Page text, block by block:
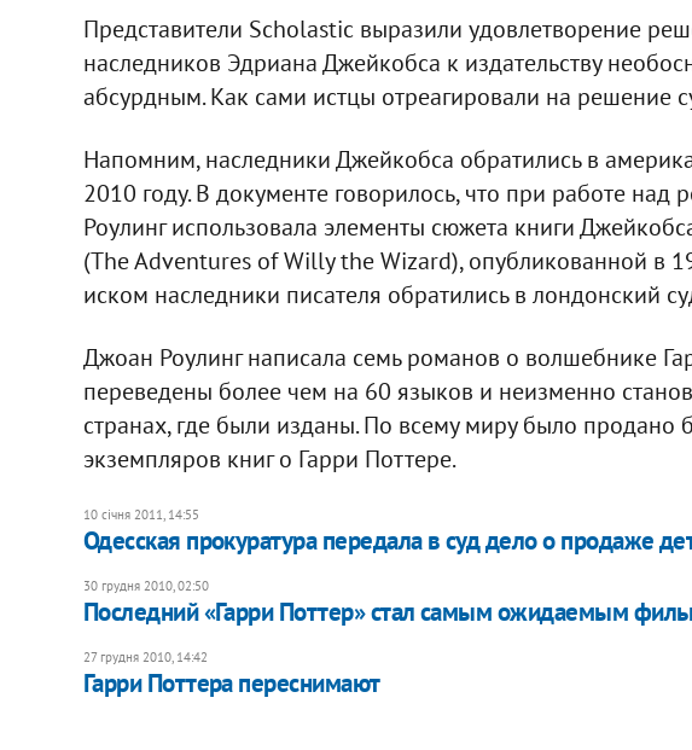
Представители Scholastic выразили удовлетворение
наследников Эдриана Джейкобса к издательству
абсурдным. Как сами истцы отреагировали на решение
Напомним, наследники Джейкобса обратились в
2010 году. В документе говорилось, что при работе
Роулинг использовала элементы сюжета книги
(The Adventures of Willy the Wizard), опубликованной в
иском наследники писателя обратились в лондонский
Джоан Роулинг написала семь романов о волшебнике
переведены более чем на 60 языков и неизменно
странах, где были изданы. По всему миру было продано
экземпляров книг о Гарри Поттере.
10 січня 2011, 14:55
Одесская прокуратура передала в суд дело о продаже
30 грудня 2010, 02:50
Последний «Гарри Поттер» стал самым ожидаемым
27 грудня 2010, 14:42
Гарри Поттера переснимают